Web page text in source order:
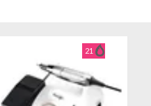
21